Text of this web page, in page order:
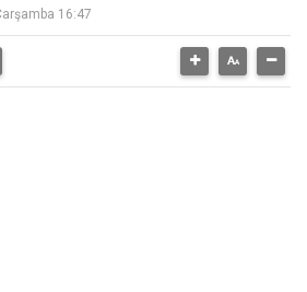
16:47